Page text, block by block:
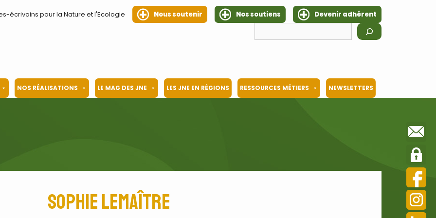
écrivains pour la Nature et l'Ecologie Nous soutenir Nos soutiens
Devenir adhérent
NOS RÉALISATIONS LE MAG DES JNE LES JNE EN RÉGIONS RESSOURCES MÉTIERS NEWSLETTERS
Sophie Lemaître